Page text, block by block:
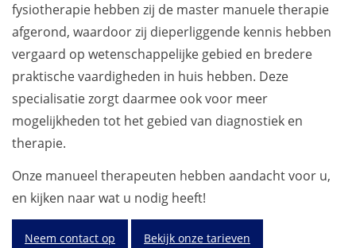
fysiotherapie hebben zij de master manuele therapie
afgerond, waardoor zij dieperliggende kennis hebben
vergaard op wetenschappelijke gebied en bredere
praktische vaardigheden in huis hebben. Deze
specialisatie zorgt daarmee ook voor meer
mogelijkheden tot het gebied van diagnostiek en
therapie.
Onze manueel therapeuten hebben aandacht voor u,
en kijken naar wat u nodig heeft!
Neem contact op Bekijk onze tarieven